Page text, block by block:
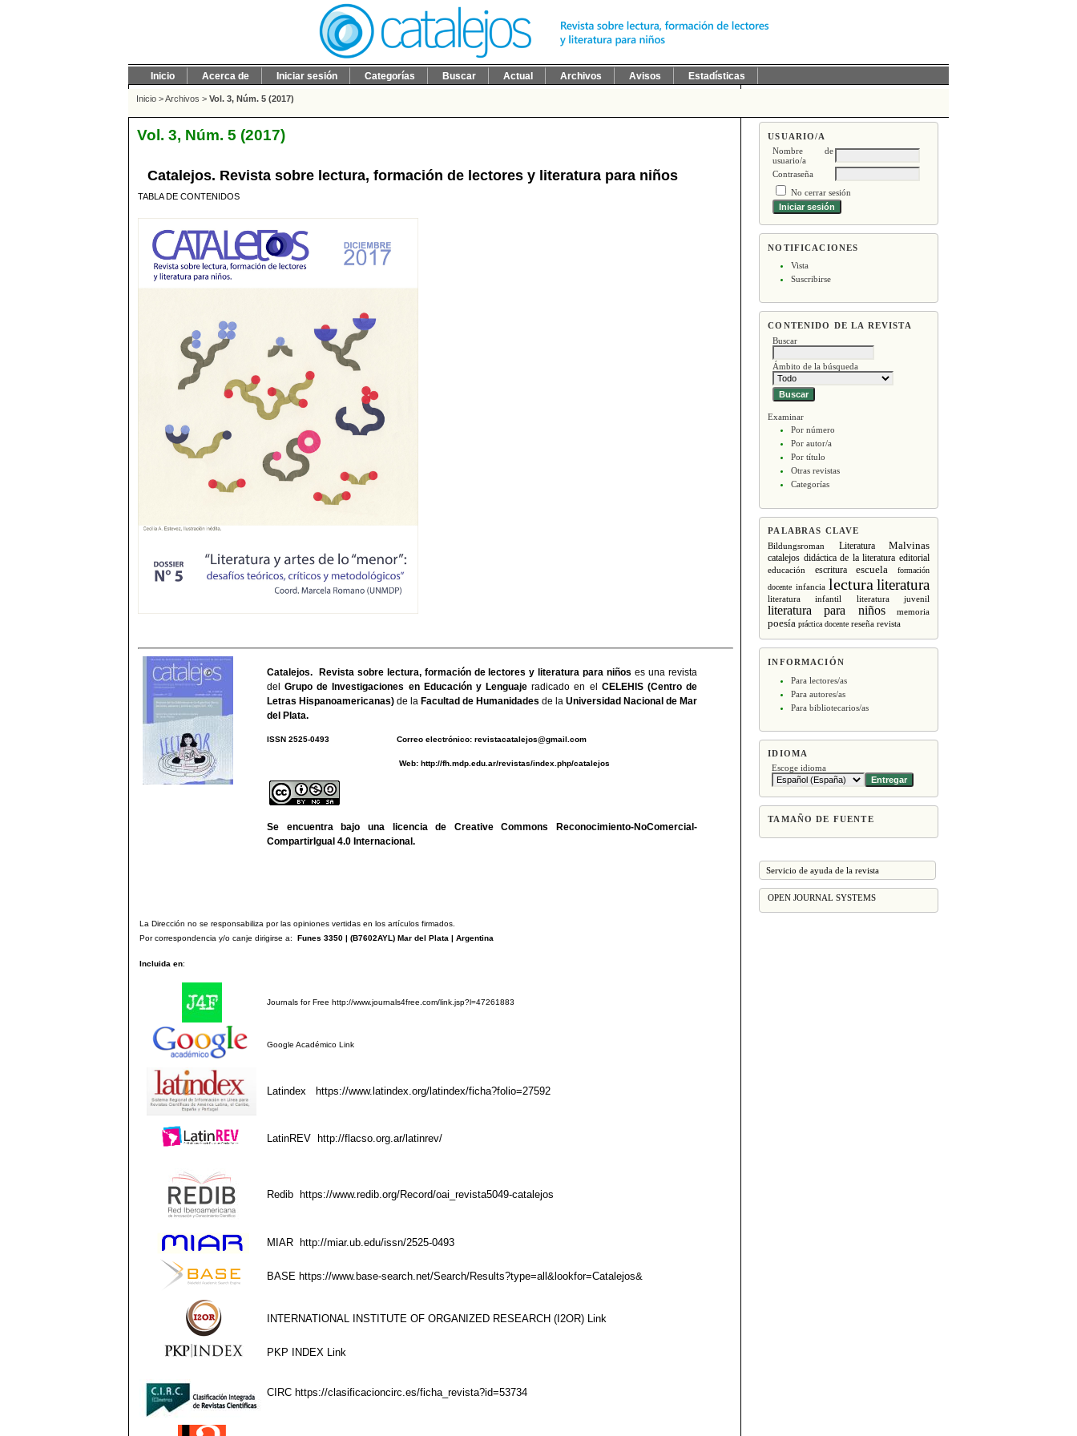
USUARIO/A
Nombre de
usuario/a
Contraseña
No cerrar sesión
NOTIFICACIONES
Vista
Suscribirse
CONTENIDO DE LA REVISTA
Buscar
Ámbito de la búsqueda
Examinar
Por número
Por autor/a
Por título
Otras revistas
Categorías
PALABRAS CLAVE
Bildungsroman Literatura Malvinas
catalejos didáctica de la literatura editorial
educación escritura escuela
formación
docente infancia lectura literatura
literatura infantil literatura juvenil
literatura para niños memoria
poesía práctica docente reseña revista
INFORMACIÓN
Para lectores/as
Para autores/as
Para bibliotecarios/as
IDIOMA
Escoge idioma
TAMAÑO DE FUENTE
Servicio de ayuda de la revista
OPEN JOURNAL SYSTEMS
Inicio Acerca de Iniciar sesión Categorías Buscar Actual Archivos Avisos Estadísticas
Inicio >Archivos > Vol. 3, Núm. 5 (2017)
Vol. 3, Núm. 5 (2017)
Catalejos. Revista sobre lectura, formación de lectores y literatura para niños
TABLA DE CONTENIDOS
Catalejos. Revista sobre lectura, formación de lectores y literatura para niños es una revista
del Grupo de Investigaciones en Educación y Lenguaje radicado en el CELEHIS (Centro de
Letras Hispanoamericanas) de la Facultad de Humanidades de la Universidad Nacional de Mar
del Plata.
ISSN 2525-0493 Correo electrónico: revistacatalejos@gmail.com
Web: http://fh.mdp.edu.ar/revistas/index.php/catalejos
Se encuentra bajo una licencia de Creative Commons Reconocimiento-NoComercial-
CompartirIgual 4.0 Internacional.
La Dirección no se responsabiliza por las opiniones vertidas en los artículos firmados.
Por correspondencia y/o canje dirigirse a: Funes 3350 | (B7602AYL) Mar del Plata | Argentina
Incluida en:
Journals for Free http://www.journals4free.com/link.jsp?l=47261883
Google Académico Link
Latindex https://www.latindex.org/latindex/ficha?folio=27592
LatinREV http://flacso.org.ar/latinrev/
Redib https://www.redib.org/Record/oai_revista5049-catalejos
MIAR http://miar.ub.edu/issn/2525-0493
BASE https://www.base-search.net/Search/Results?type=all&lookfor=Catalejos&
INTERNATIONAL INSTITUTE OF ORGANIZED RESEARCH (I2OR) Link
PKP INDEX Link
CIRC https://clasificacioncirc.es/ficha_revista?id=53734